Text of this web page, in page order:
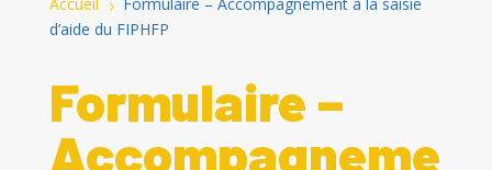
Accueil 5
Formulaire – Accompagnement à la saisie
d’aide du FIPHFP
Formulaire –
Accompagneme